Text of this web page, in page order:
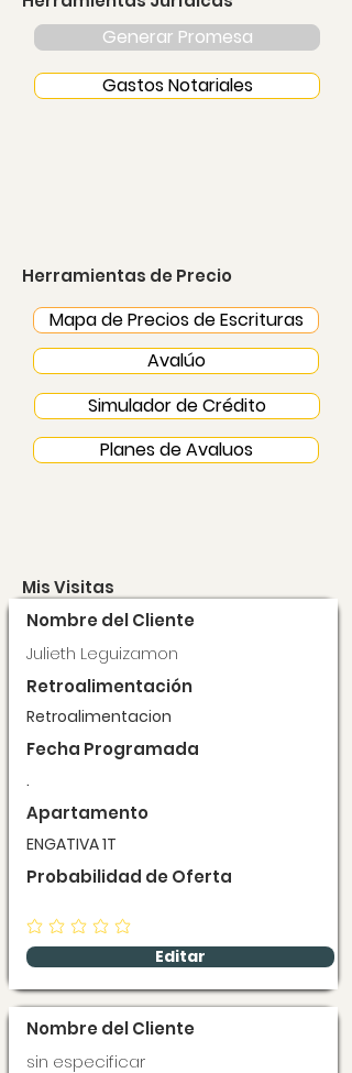
Generar Promesa
Gastos Notariales
Herramientas de Precio
Mapa de Precios de Escrituras
Avalúo
Simulador de Crédito
Planes de Avaluos
Mis Visitas
Nombre del Cliente
Julieth Leguizamon
Retroalimentación
Retroalimentacion
Fecha Programada
.
Apartamento
ENGATIVA 1T
Probabilidad de Oferta
Editar
Nombre del Cliente
sin especificar